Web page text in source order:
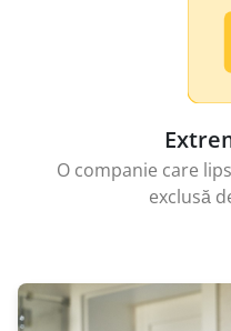
O companie care
exclusă